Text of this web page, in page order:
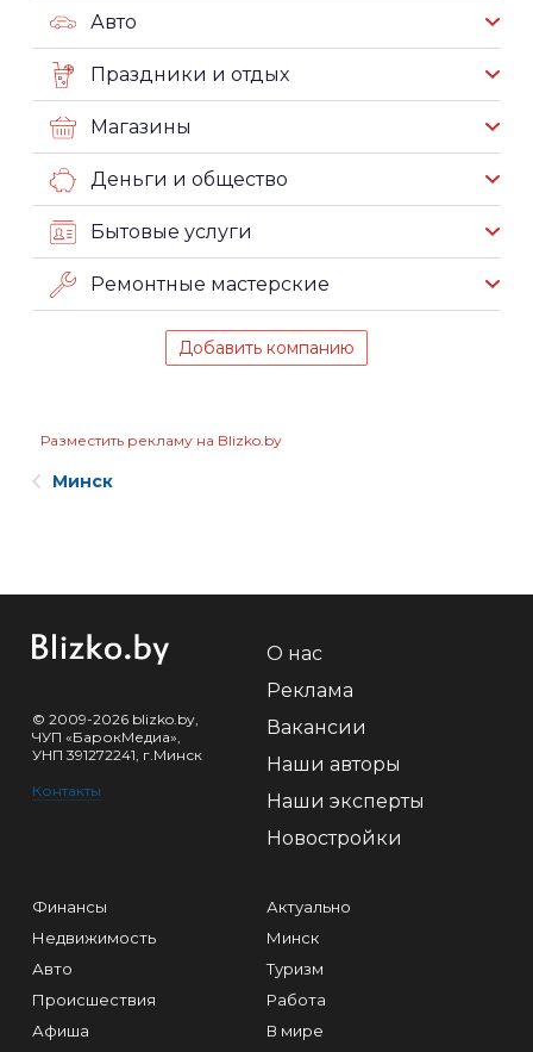
Авто
Праздники и отдых
Магазины
Деньги и общество
Бытовые услуги
Ремонтные мастерские
Добавить компанию
Разместить рекламу на Blizko.by
Минск
© 2009-2026 blizko.by,
ЧУП «БарокМедиа»,
УНП 391272241, г.Минск
Контакты
О нас
Реклама
Вакансии
Наши авторы
Наши эксперты
Новостройки
Финансы
Недвижимость
Авто
Происшествия
Афиша
Актуально
Минск
Туризм
Работа
В мире